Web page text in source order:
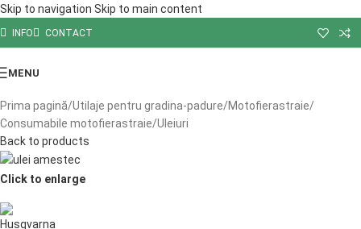
Skip to navigation Skip to main content
INFO CONTACT
MENU
Prima pagină/Utilaje pentru gradina-padure/Motofierastraie/
Consumabile motofierastraie/Uleiuri
Back to products
Click to enlarge